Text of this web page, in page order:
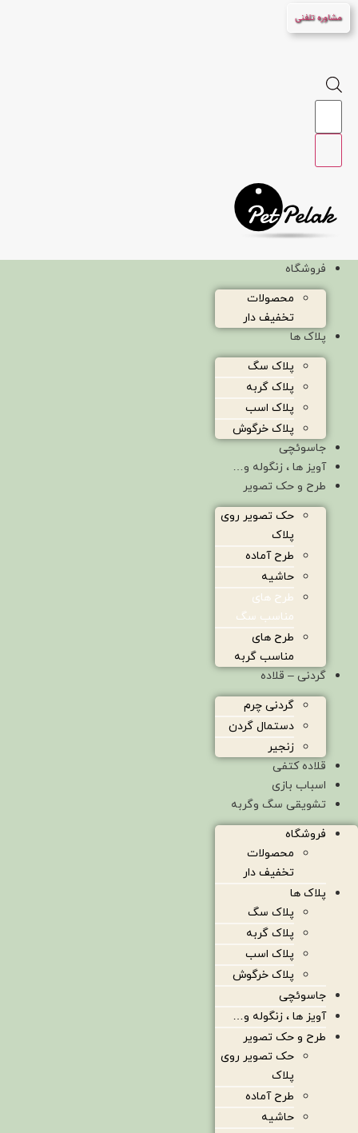
پرش
به
مشاوره تلفنی
Products
فروشگاه
محصولات
تخفیف دار
پلاک ها
پلاک سگ
پلاک گربه
پلاک اسب
پلاک خرگوش
جاسوئچی
آویز ها ، زنگوله و…
طرح و حک تصویر
حک تصویر روی
پلاک
طرح آماده
حاشیه
طرح های
مناسب سگ
طرح های
مناسب گربه
گردنی – قلاده
گردنی چرم
دستمال گردن
زنجیر
قلاده کتفی
اسباب بازی
تشویقی سگ وگربه
فروشگاه
محصولات
تخفیف دار
پلاک ها
پلاک سگ
پلاک گربه
پلاک اسب
پلاک خرگوش
جاسوئچی
آویز ها ، زنگوله و…
طرح و حک تصویر
حک تصویر روی
پلاک
طرح آماده
حاشیه